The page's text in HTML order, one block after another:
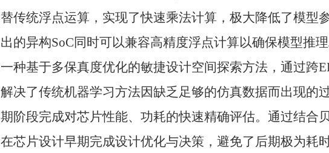
替传统浮点运算，实现了快速乘法计算，极大降低了模型
出的异构SoC同时可以兼容高精度浮点计算以确保模型推
一种基于多保真度优化的敏捷设计空间探索方法，通过跨
解决了传统机器学习方法因缺乏足够的仿真数据而出现的
期阶段完成对芯片性能、功耗的快速精确评估。通过结合
在芯片设计早期完成设计优化与决策，避免了后期极为耗